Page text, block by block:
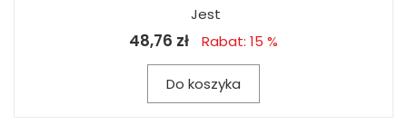
Jest
48,76 zł Rabat: 15 %
Do koszyka